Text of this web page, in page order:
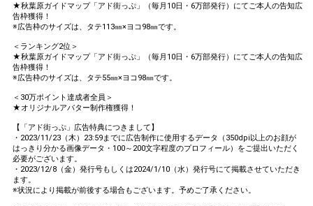
★秋葉原ガイドマップ「アド街っぷ」（毎月10日・6万部発行）にてご本人の告知広
告枠獲得！
※広告枠のサイズは、タテ113㎜×ヨコ98㎜です。
＜ランキング2位＞
★秋葉原ガイドマップ「アド街っぷ」（毎月10日・6万部発行）にてご本人の告知広
告枠獲得！
※広告枠のサイズは、タテ55㎜×ヨコ98㎜です。
＜30万ポイント達成者全員＞
★オリジナルアバター制作権獲得！
【「アド街っぷ」広告特典につきまして】
・2023/11/23（木）23:59までに広告制作に使用するデータ（350dpi以上のお顔が
はっきり分かる画像データ・100～200文字程度のプロフィール）をご提出いただく
必要がございます。
・2023/12/8（金）発行号もしくは2024/1/10（水）発行号にて掲載させていただき
ます。
※状況により掲載が前後する場合もございます。予めご了承ください。